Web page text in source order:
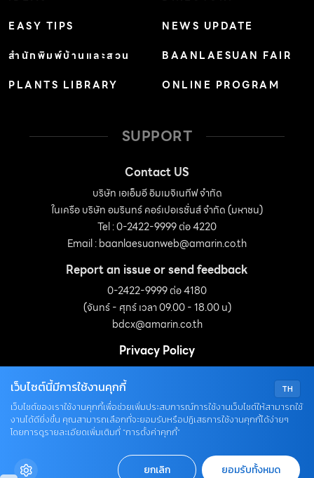
EASY TIPS
สำนักพิมพ์บ้านและสวน
PLANTS LIBRARY
NEWS UPDATE
BAANLAESUAN FAIR
ONLINE PROGRAM
SUPPORT
Contact US
บริษัท เอเอ็มอี อิมเมจิเนทีฟ จำกัด
ในเครือ บริษัท อมรินทร์ คอร์เปอเรชั่นส์ จำกัด (มหาชน)
Tel : 0-2422-9999 ต่อ 4220
Email :baanlaesuanweb@amarin.co.th
Report an issue or send feedback
0-2422-9999 ต่อ 4180
(จันทร์ - ศุกร์ เวลา 09.00 - 18.00 น)
bdcx@amarin.co.th
Privacy Policy
OUR SOCIALS
TH
เว็บไซต์นี้มีการใช้งานคุกกี้
เว็บไซต์ของเราใช้งานคุกกี้เพื่อช่วยเพิ่มประสบการณ์การใช้งานเว็บไซต์ให้สามารถใช้
งานได้ดียิ่งขึ้น คุณสามารถเลือกที่จะยอมรับหรือปฏิเสธการใช้งานคุกกี้ได้ง่ายๆ
โดยการดูรายละเอียดเพิ่มเติมที่ “การตั้งค่าคุกกี้”
ยกเลิก ยอมรับทั้งหมด